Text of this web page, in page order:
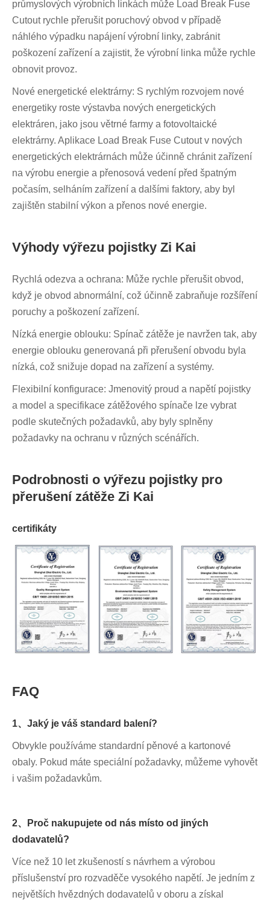
průmyslových výrobních linkách může Load Break Fuse
Cutout rychle přerušit poruchový obvod v případě
náhlého výpadku napájení výrobní linky, zabránit
poškození zařízení a zajistit, že výrobní linka může rychle
obnovit provoz.
Nové energetické elektrárny: S rychlým rozvojem nové
energetiky roste výstavba nových energetických
elektráren, jako jsou větrné farmy a fotovoltaické
elektrárny. Aplikace Load Break Fuse Cutout v nových
energetických elektrárnách může účinně chránit zařízení
na výrobu energie a přenosová vedení před špatným
počasím, selháním zařízení a dalšími faktory, aby byl
zajištěn stabilní výkon a přenos nové energie.
Výhody výřezu pojistky Zi Kai
Rychlá odezva a ochrana: Může rychle přerušit obvod,
když je obvod abnormální, což účinně zabraňuje rozšíření
poruchy a poškození zařízení.
Nízká energie oblouku: Spínač zátěže je navržen tak, aby
energie oblouku generovaná při přerušení obvodu byla
nízká, což snižuje dopad na zařízení a systémy.
Flexibilní konfigurace: Jmenovitý proud a napětí pojistky
a model a specifikace zátěžového spínače lze vybrat
podle skutečných požadavků, aby byly splněny
požadavky na ochranu v různých scénářích.
Podrobnosti o výřezu pojistky pro
přerušení zátěže Zi Kai
certifikáty
FAQ
1、Jaký je váš standard balení?
Obvykle používáme standardní pěnové a kartonové
obaly. Pokud máte speciální požadavky, můžeme vyhovět
i vašim požadavkům.
2、Proč nakupujete od nás místo od jiných
dodavatelů?
Více než 10 let zkušeností s návrhem a výrobou
příslušenství pro rozvaděče vysokého napětí. Je jedním z
největších hvězdných dodavatelů v oboru a získal